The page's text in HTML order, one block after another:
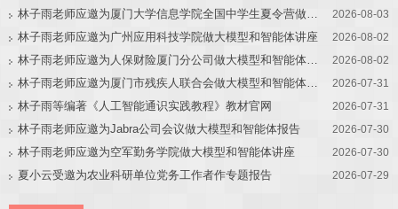
林子雨老师应邀为厦门大学信息学院全国中学生夏令营做大模型讲座 2026-08-03
林子雨老师应邀为广州应用科技学院做大模型和智能体讲座 2026-08-02
林子雨老师应邀为人保财险厦门分公司做大模型和智能体讲座 2026-08-02
林子雨老师应邀为厦门市残疾人联合会做大模型和智能体讲座 2026-07-31
林子雨等编著《人工智能通识实践教程》教材官网 2026-07-31
林子雨老师应邀为Jabra公司会议做大模型和智能体报告 2026-07-30
林子雨老师应邀为空军勤务学院做大模型和智能体讲座 2026-07-30
夏小云受邀为农业科研单位党务工作者作专题报告 2026-07-29